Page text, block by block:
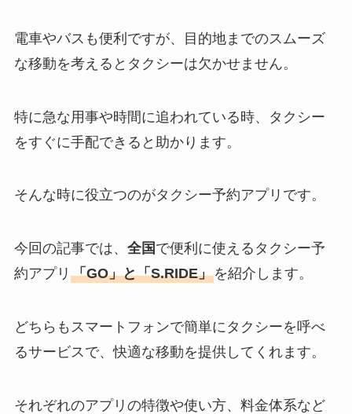
電車やバスも便利ですが、目的地までのスムーズ
な移動を考えるとタクシーは欠かせません。
特に急な用事や時間に追われている時、タクシー
をすぐに手配できると助かります。
そんな時に役立つのがタクシー予約アプリです。
今回の記事では、 全国 で便利に使えるタクシー予
約アプリ 「GO」と「S.RIDE」を紹介します。
どちらもスマートフォンで簡単にタクシーを呼べ
るサービスで、快適な移動を提供してくれます。
それぞれのアプリの特徴や使い方、料金体系など